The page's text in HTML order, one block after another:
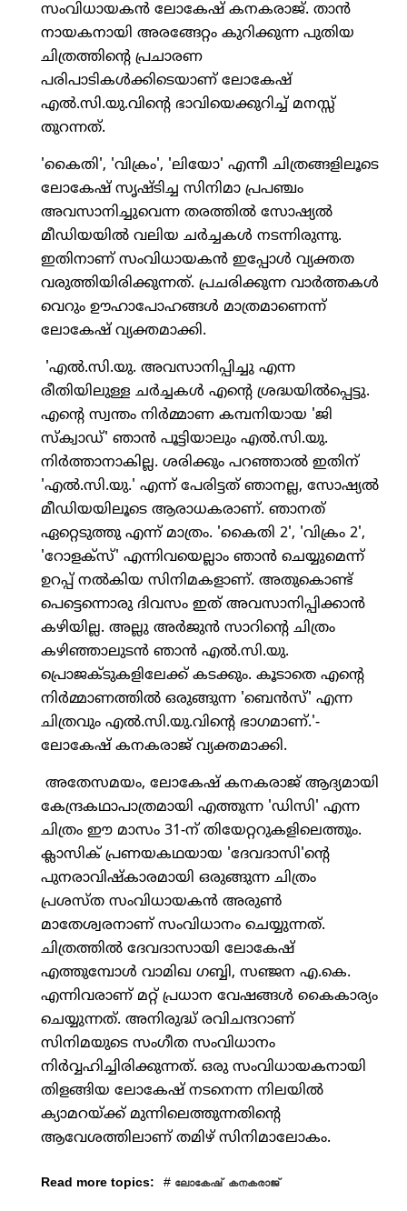
സംവിധായകന്‍ ലോകേഷ് കനകരാജ്. താന്‍
നായകനായി അരങ്ങേറ്റം കുറിക്കുന്ന പുതിയ
ചിത്രത്തിന്റെ പ്രചാരണ
പരിപാടികള്‍ക്കിടെയാണ് ലോകേഷ്
എല്‍.സി.യു.വിന്റെ ഭാവിയെക്കുറിച്ച് മനസ്സ്
തുറന്നത്.
'കൈതി', 'വിക്രം', 'ലിയോ' എന്നീ ചിത്രങ്ങളിലൂടെ
ലോകേഷ് സൃഷ്ടിച്ച സിനിമാ പ്രപഞ്ചം
അവസാനിച്ചുവെന്ന തരത്തില്‍ സോഷ്യല്‍
മീഡിയയില്‍ വലിയ ചര്‍ച്ചകള്‍ നടന്നിരുന്നു.
ഇതിനാണ് സംവിധായകന്‍ ഇപ്പോള്‍ വ്യക്തത
വരുത്തിയിരിക്കുന്നത്. പ്രചരിക്കുന്ന വാര്‍ത്തകള്‍
വെറും ഊഹാപോഹങ്ങള്‍ മാത്രമാണെന്ന്
ലോകേഷ് വ്യക്തമാക്കി.
'എല്‍.സി.യു. അവസാനിപ്പിച്ചു എന്ന
രീതിയിലുള്ള ചര്‍ച്ചകള്‍ എന്റെ ശ്രദ്ധയില്‍പ്പെട്ടു.
എന്റെ സ്വന്തം നിര്‍മ്മാണ കമ്പനിയായ 'ജി
സ്‌ക്വാഡ്' ഞാന്‍ പൂട്ടിയാലും എല്‍.സി.യു.
നിര്‍ത്താനാകില്ല. ശരിക്കും പറഞ്ഞാല്‍ ഇതിന്
'എല്‍.സി.യു.' എന്ന് പേരിട്ടത് ഞാനല്ല, സോഷ്യല്‍
മീഡിയയിലൂടെ ആരാധകരാണ്. ഞാനത്
ഏറ്റെടുത്തു എന്ന് മാത്രം. 'കൈതി 2', 'വിക്രം 2',
'റോളക്സ്' എന്നിവയെല്ലാം ഞാന്‍ ചെയ്യുമെന്ന്
ഉറപ്പ് നല്‍കിയ സിനിമകളാണ്. അതുകൊണ്ട്
പെട്ടെന്നൊരു ദിവസം ഇത് അവസാനിപ്പിക്കാന്‍
കഴിയില്ല. അല്ലു അര്‍ജുന്‍ സാറിന്റെ ചിത്രം
കഴിഞ്ഞാലുടന്‍ ഞാന്‍ എല്‍.സി.യു.
പ്രൊജക്ടുകളിലേക്ക് കടക്കും. കൂടാതെ എന്റെ
നിര്‍മ്മാണത്തില്‍ ഒരുങ്ങുന്ന 'ബെന്‍സ്' എന്ന
ചിത്രവും എല്‍.സി.യു.വിന്റെ ഭാഗമാണ്.'-
ലോകേഷ് കനകരാജ് വ്യക്തമാക്കി.
അതേസമയം, ലോകേഷ് കനകരാജ് ആദ്യമായി
കേന്ദ്രകഥാപാത്രമായി എത്തുന്ന 'ഡിസി' എന്ന
ചിത്രം ഈ മാസം 31-ന് തിയേറ്ററുകളിലെത്തും.
ക്ലാസിക് പ്രണയകഥയായ 'ദേവദാസി'ന്റെ
പുനരാവിഷ്‌കാരമായി ഒരുങ്ങുന്ന ചിത്രം
പ്രശസ്ത സംവിധായകന്‍ അരുണ്‍
മാതേശ്വരനാണ് സംവിധാനം ചെയ്യുന്നത്.
ചിത്രത്തില്‍ ദേവദാസായി ലോകേഷ്
എത്തുമ്പോള്‍ വാമിഖ ഗബ്ബി, സഞ്ജന എ.കെ.
എന്നിവരാണ് മറ്റ് പ്രധാന വേഷങ്ങള്‍ കൈകാര്യം
ചെയ്യുന്നത്. അനിരുദ്ധ് രവിചന്ദറാണ്
സിനിമയുടെ സംഗീത സംവിധാനം
നിര്‍വ്വഹിച്ചിരിക്കുന്നത്. ഒരു സംവിധായകനായി
തിളങ്ങിയ ലോകേഷ് നടനെന്ന നിലയില്‍
ക്യാമറയ്ക്ക് മുന്നിലെത്തുന്നതിന്റെ
ആവേശത്തിലാണ് തമിഴ് സിനിമാലോകം.
Read more topics: # ലോകേഷ് കനകരാജ്